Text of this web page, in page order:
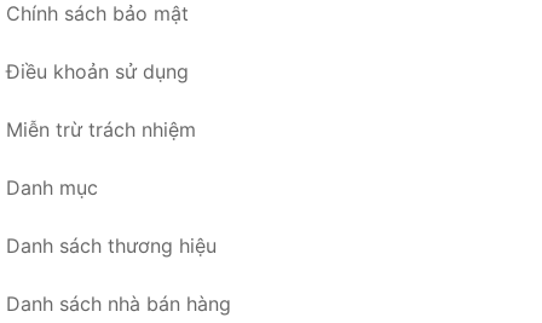
Chính sách bảo mật
Điều khoản sử dụng
Miễn trừ trách nhiệm
Danh mục
Danh sách thương hiệu
Danh sách nhà bán hàng